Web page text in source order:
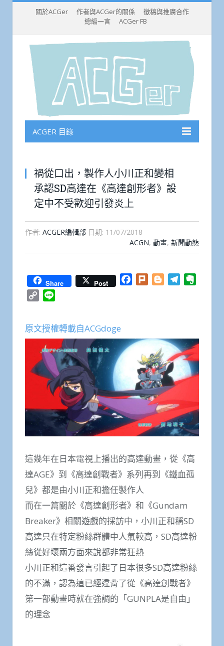
關於ACGer 作者與ACGer的關係
徵稿與推廣合作
總編一言
ACGer FB
ACGER 目錄
禍從口出，製作人小川正和變相
承認SD高達在《高達創形者》設
定中不受歡迎引發炎上
作者: ACGER編輯部 日期: 11/07/2018
ACGN, 動畫, 新聞動態
Share Post Facebook
Plurk BloggerTelegram
Copy
原文授權轉載自ACGdoge
這幾年在日本電視上播出的高達動畫，從《高
達AGE》到《高達創戰者》系列再到《鐵血孤
兒》都是由小川正和擔任製作人
而在一篇關於《高達創形者》和《Gundam
Breaker》相關遊戲的採訪中，小川正和稱SD
高達只在特定粉絲群體中人氣較高，SD高達粉
絲從好壞兩方面來說都非常狂熱
小川正和這番發言引起了日本很多SD高達粉絲
的不滿，認為這已經違背了從《高達創戰者》
第一部動畫時就在強調的「GUNPLA是自由」
的理念